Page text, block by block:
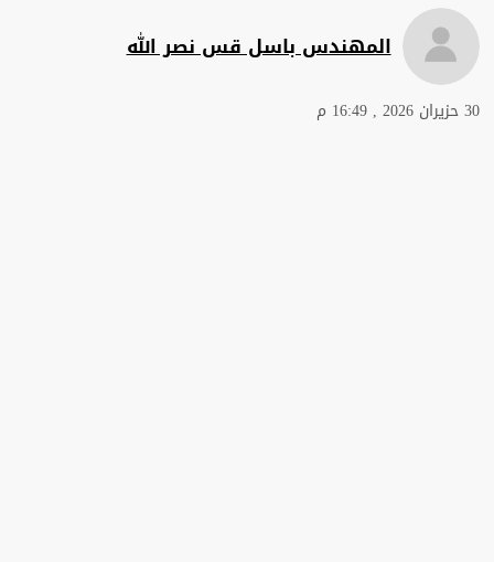
المهندس باسل قس نصر الله
30 حزيران 2026 , 16:49 م